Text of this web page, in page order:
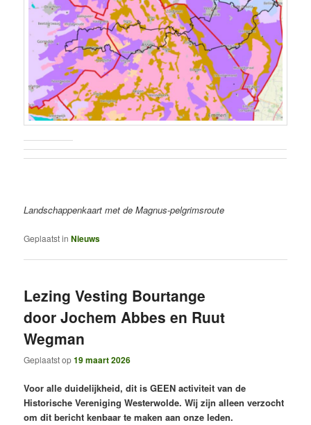
Landschappenkaart met de Magnus-pelgrimsroute
Geplaatst in Nieuws
Lezing Vesting Bourtange
door Jochem Abbes en Ruut
Wegman
Geplaatst op19 maart 2026
Voor alle duidelijkheid, dit is GEEN activiteit van de
Historische Vereniging Westerwolde. Wij zijn alleen verzocht
om dit bericht kenbaar te maken aan onze leden.